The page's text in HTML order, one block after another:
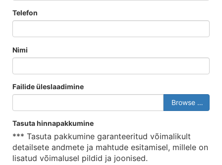
Telefon
Nimi
Failide üleslaadimine
Browse …
Tasuta hinnapakkumine
*** Tasuta pakkumine garanteeritud võimalikult
detailsete andmete ja mahtude esitamisel, millele on
lisatud võimalusel pildid ja joonised.